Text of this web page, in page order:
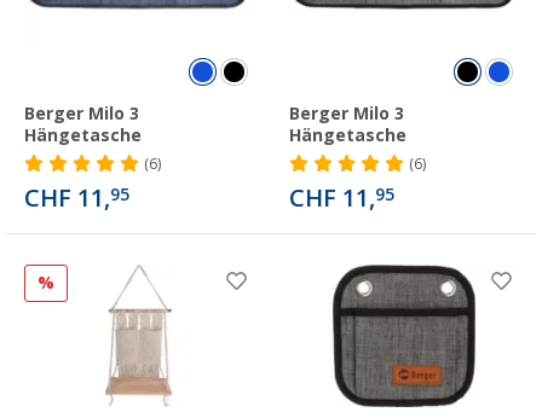
Berger Milo 3
Hängetasche
(6)
CHF 11,95
Berger Milo 3
Hängetasche
(6)
CHF 11,95
%